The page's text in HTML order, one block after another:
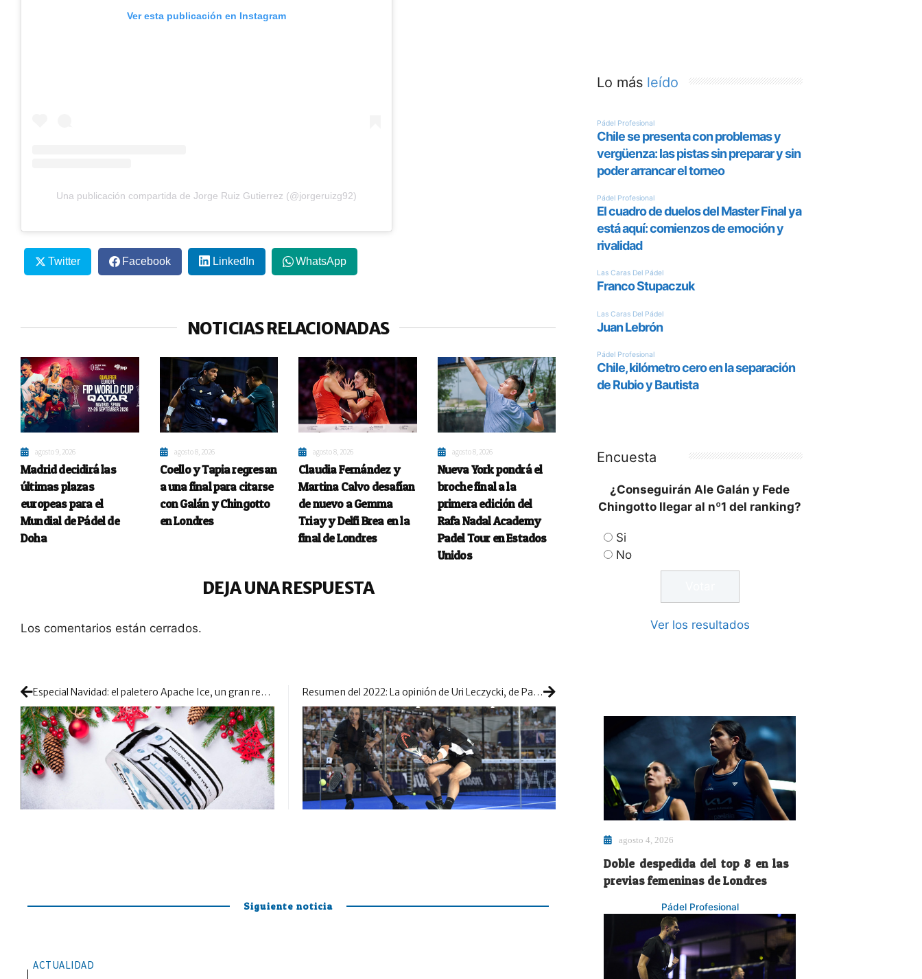
Ver esta publicación en Instagram
Una publicación compartida de Jorge Ruiz Gutierrez (@jorgeruizg92)
Twitter Facebook LinkedIn WhatsApp
NOTICIAS RELACIONADAS
agosto 9, 2026
Madrid decidirá las
últimas plazas
europeas para el
Mundial de Pádel de
Doha
agosto 8, 2026
Coello y Tapia regresan
a una final para citarse
con Galán y Chingotto
en Londres
agosto 8, 2026
Claudia Fernández y
Martina Calvo desafían
de nuevo a Gemma
Triay y Delfi Brea en la
final de Londres
agosto 8, 2026
Nueva York pondrá el
broche final a la
primera edición del
Rafa Nadal Academy
Padel Tour en Estados
Unidos
DEJA UNA RESPUESTA
Los comentarios están cerrados.
Especial Navidad: el paletero Apache Ice, un gran regalo para los más padeleros Resumen del 2022: La opinión de Uri Leczycki, de Padelnetwork
Siguiente noticia
ACTUALIDAD
Lo más leído
Encuesta
¿Conseguirán Ale Galán y Fede
Chingotto llegar al nº1 del ranking?
Si
No
Ver los resultados
agosto 4, 2026
Doble despedida del top 8 en las
previas femeninas de Londres
Pádel Profesional